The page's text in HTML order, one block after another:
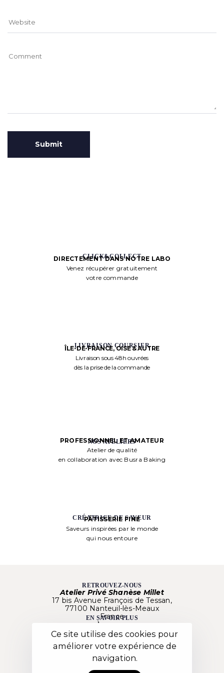
CLICK&COLLECT
DIRECTEMENT DANS NOTRE LABO
Venez récupérer gratuitement
votre commande
LIVRAISON COURSIER
ÎLE-DE-FRANCE, OISE & AUTRE
Livraison sous 48h ouvrées
dès la prise de la commande
NOS ATELIERS
PROFESSIONNEL ET AMATEUR
Atelier de qualité
en collaboration avec Busra Baking
CRÉATRICE DE SAVEUR
PÂTISSERIE FINE
Saveurs inspirées par le monde
qui nous entoure
RETROUVEZ-NOUS
Atelier Privé Shanèse Millet
17 bis Avenue François de Tessan,
77100 Nanteuil-lès-Meaux
France
EN SAVOIR PLUS
À propos
Nos créations
Besoin d’aide ?
Nos Ateliers
LIENS UTILES
Mentions Légales
Ce site utilise des cookies pour
améliorer votre expérience de
navigation.